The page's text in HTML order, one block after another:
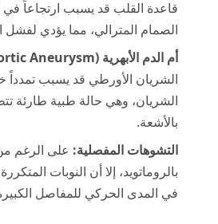
قاعدة القلب قد يسبب ارتجاعاً في
الصمام المترالي، مما يؤدي لفشل
أم الدم الأبهرية (Aortic Aneurysm):
الشريان الأورطي قد يسبب تمدداً
الشريان، وهي حالة طبية طارئة
بالأشعة.
التشوهات المفصلية: على الرغم
بالروماتويد، إلا أن النوبات
في المدى الحركي للمفاصل